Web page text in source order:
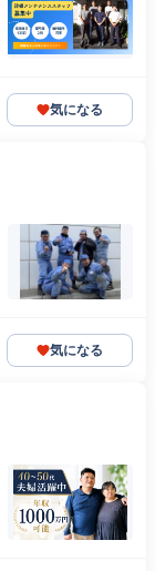
気になる
気になる